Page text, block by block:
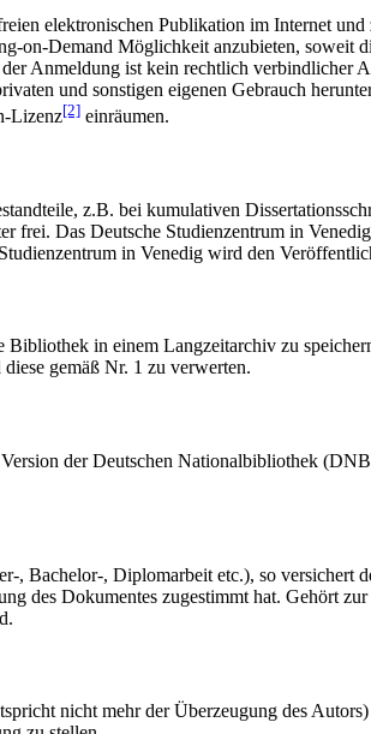
elektronischen Publikation im Internet
on-Demand Möglichkeit anzubieten, soweit
Anmeldung ist kein rechtlich verbindlicher
und sonstigen eigenen Gebrauch
Lizenz[2] einräumen.
z.B. bei kumulativen
Das Deutsche Studienzentrum in
in Venedig wird den
in einem Langzeitarchiv zu
gemäß Nr. 1 zu verwerten.
der Deutschen Nationalbibliothek
Bachelor-, Diplomarbeit etc.), so versichert
des Dokumentes zugestimmt hat. Gehört
nicht mehr der Überzeugung des